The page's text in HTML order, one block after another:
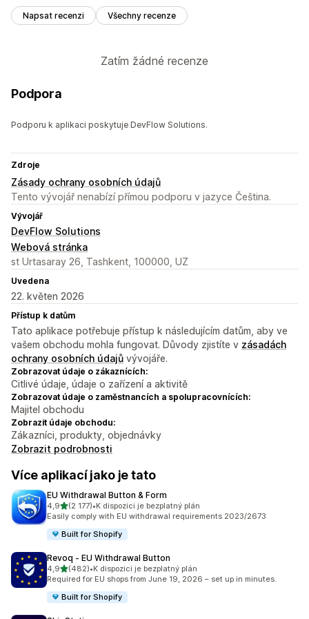
Napsat recenzi Všechny recenze
Zatím žádné recenze
Podpora
Podporu k aplikaci poskytuje DevFlow Solutions.
Zdroje
Zásady ochrany osobních údajů
Tento vývojář nenabízí přímou podporu v jazyce Čeština.
Vývojář
DevFlow Solutions
Webová stránka
st Urtasaray 26, Tashkent, 100000, UZ
Uvedena
22. květen 2026
Přístup k datům
Tato aplikace potřebuje přístup k následujícím datům, aby ve
vašem obchodu mohla fungovat. Důvody zjistíte v zásadách
ochrany osobních údajů vývojáře.
Zobrazovat údaje o zákaznících:
Citlivé údaje, údaje o zařízení a aktivitě
Zobrazovat údaje o zaměstnancích a spolupracovnících:
Majitel obchodu
Zobrazit údaje obchodu:
Zákazníci, produkty, objednávky
Zobrazit podrobnosti
Více aplikací jako je tato
EU Withdrawal Button & Form
4,9z 5 hvězd
(2 177)
Celkový počet recenzí: 2177
•K dispozici je bezplatný plán
Easily comply with EU withdrawal requirements 2023/2673
Built for Shopify
Revoq ‑ EU Withdrawal Button
4,9z 5 hvězd
(482)
Celkový počet recenzí: 482
•K dispozici je bezplatný plán
Required for EU shops from June 19, 2026 – set up in minutes.
Built for Shopify